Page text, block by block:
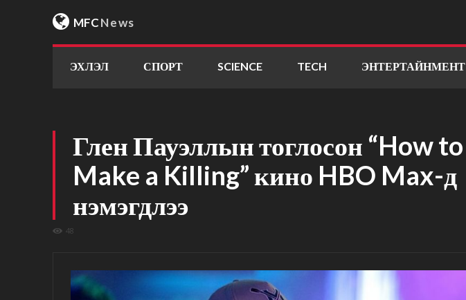
MFCNews
ЭХЛЭЛ СПОРТ SCIENCE TECH ЭНТЕРТАЙНМЕНТ
Глен Пауэллын тоглосон “How to
Make a Killing” кино HBO Max-д
нэмэгдлээ
48